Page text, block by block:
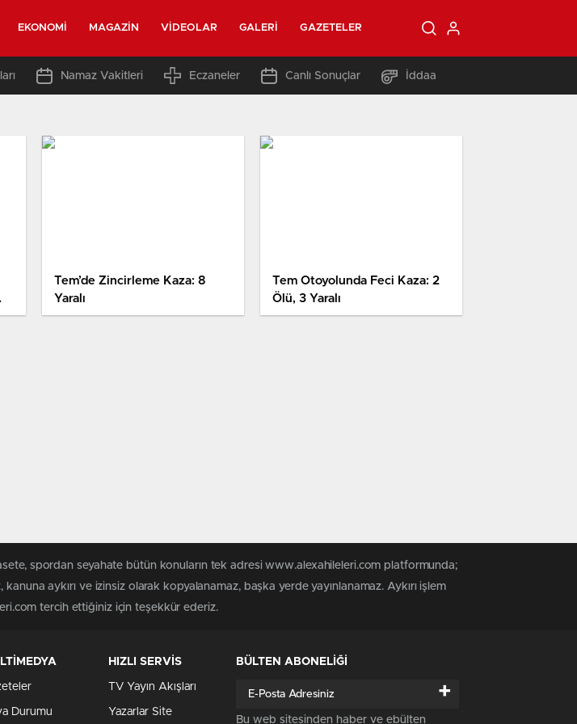
EKONOMI MAGAZIN VIDEOLAR GALERI GAZETELER
Namaz Vakitleri Eczaneler Canlı Sonuçlar İddaa
Tem’de Zincirleme Kaza: 8
Yaralı
Tem Otoyolunda Feci Kaza: 2
Ölü, 3 Yaralı
spordan seyahate bütün konuların tek adresi www.alexahileleri.com platformunda;
aykırı ve izinsiz olarak kopyalanamaz, başka yerde yayınlanamaz. Aykırı işlem
tercih ettiğiniz için teşekkür ederiz.
Durumu
HIZLI SERVİS
TV Yayın Akışları
Yazarlar Site
BÜLTEN ABONELİĞİ
+
Bu web sitesinden haber ve ebülten